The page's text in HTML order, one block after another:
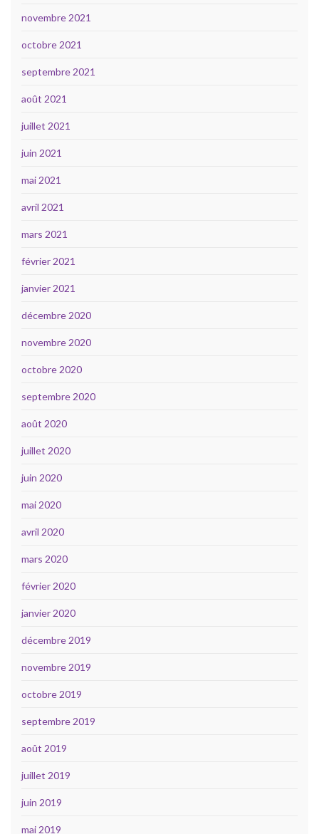
novembre 2021
octobre 2021
septembre 2021
août 2021
juillet 2021
juin 2021
mai 2021
avril 2021
mars 2021
février 2021
janvier 2021
décembre 2020
novembre 2020
octobre 2020
septembre 2020
août 2020
juillet 2020
juin 2020
mai 2020
avril 2020
mars 2020
février 2020
janvier 2020
décembre 2019
novembre 2019
octobre 2019
septembre 2019
août 2019
juillet 2019
juin 2019
mai 2019